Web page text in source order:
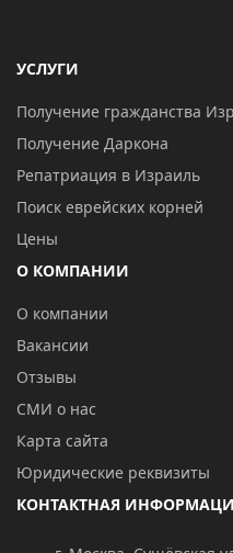
УСЛУГИ
Получение гражданства
Получение Даркона
Репатриация в Израиль
Поиск еврейских корней
Цены
О КОМПАНИИ
О компании
Вакансии
Отзывы
СМИ о нас
Карта сайта
Юридические реквизиты
КОНТАКТНАЯ